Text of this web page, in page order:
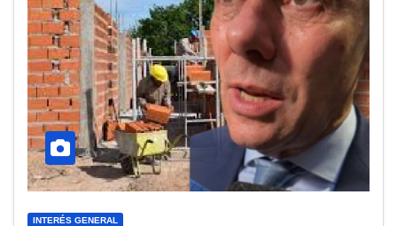
INTERÉS GENERAL